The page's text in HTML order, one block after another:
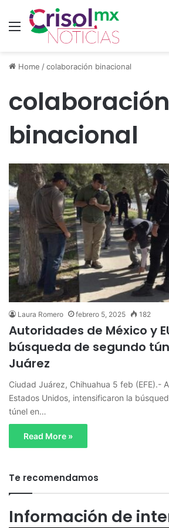
Menu
Home /colaboración binacional
colaboración
binacional
Laura Romero febrero 5, 2025 182
Autoridades de México y
búsqueda de segundo
Juárez
Ciudad Juárez, Chihuahua 5 feb (EFE).-
Estados Unidos, intensificaron la
túnel en…
Read More »
Te recomendamos
Información de